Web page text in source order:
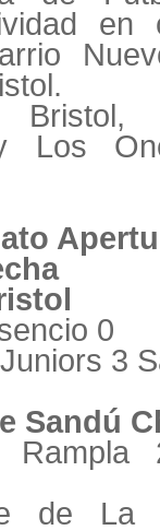
en
Bristol,
Los
0
3
Sandú
de La